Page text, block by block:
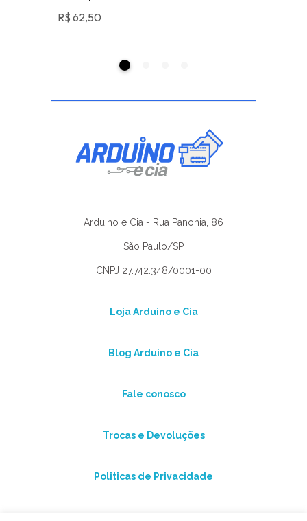
R$ 62,50
Arduino e Cia - Rua Panonia, 86
São Paulo/SP
CNPJ 27.742.348/0001-00
Loja Arduino e Cia
Blog Arduino e Cia
Fale conosco
Trocas e Devoluções
Politicas de Privacidade